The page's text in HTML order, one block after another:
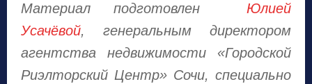
Материал подготовлен Юлией
Усачёвой, генеральным директором
агентства недвижимости «Городской
Риэлторский Центр» Сочи, специально